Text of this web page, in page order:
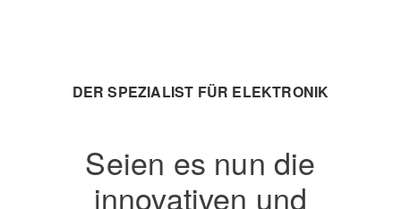
DER SPEZIALIST FÜR ELEKTRONIK
Seien es nun die
innovativen und